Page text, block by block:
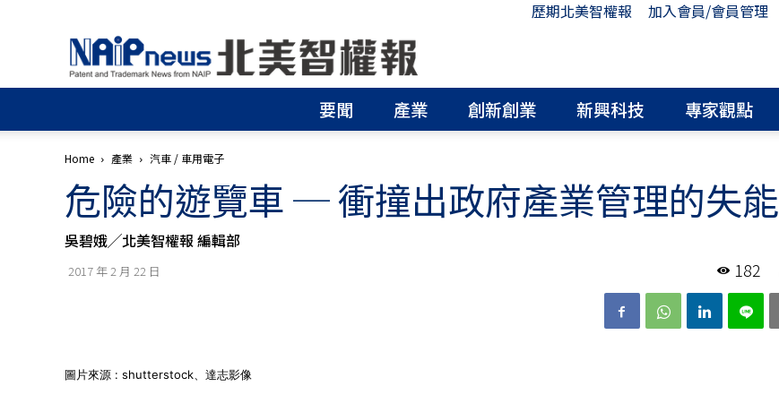
歷期北美智權報 加入會員/會員管理
北
美
智
權
│
申
請
│
分
要聞 產業 創新創業 新興科技 專家觀點
Home 產業 汽車 / 車用電子
危險的遊覽車 ─ 衝撞出政府產業管理的失能
吳碧娥╱北美智權報 編輯部
2017 年 2 月 22 日 182
圖片來源 : shutterstock、達志影像